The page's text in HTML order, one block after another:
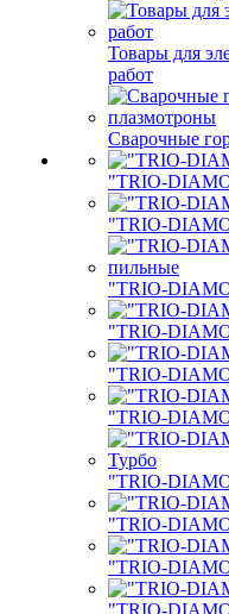
Товары для
работ
Сварочные
"TRIO-
"TRIO-
"TRIO-
"TRIO-
"TRIO-
"TRIO-
"TRIO-
"TRIO-
"TRIO-
"TRIO-